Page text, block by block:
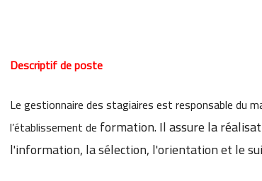
Descriptif de poste
Le gestionnaire des stagiaires est responsable du
l’établissement de formation. Il assure la
l'information, la sélection, l'orientation et le